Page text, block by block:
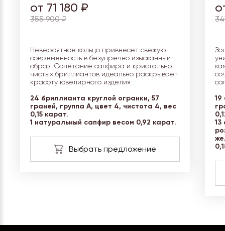
от 71 180 ₽
355 900 ₽
Невероятное кольцо привнесет свежую
современность в безупречно изысканный
образ. Сочетание сапфира и кристально-
чистых бриллиантов идеально раскрывает
красоту ювелирного изделия.
24 бриллианта круглой огранки, 57
граней, группа А, цвет 4, чистота 4, вес
0,15 карат.
1 натуральный сапфир весом 0,92 карат.
19
13